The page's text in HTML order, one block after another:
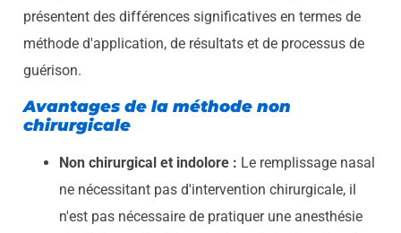
présentent des différences significatives en termes de
méthode d'application, de résultats et de processus de
guérison.
Avantages de la méthode non
chirurgicale
Non chirurgical et indolore : Le remplissage nasal
ne nécessitant pas d'intervention chirurgicale, il
n'est pas nécessaire de pratiquer une anesthésie